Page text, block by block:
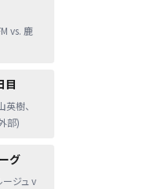
vs. 鹿
目
樹、
部)
グ
ージュ v